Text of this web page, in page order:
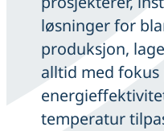
løsninger for
produksjon,
alltid med
temperatur